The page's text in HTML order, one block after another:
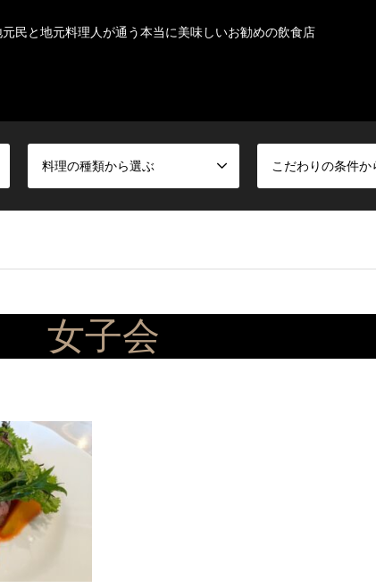
民と地元料理人が通う本当に美味しいお勧めの飲食店
料理の種類から選ぶ こだわりの条件か
女子会